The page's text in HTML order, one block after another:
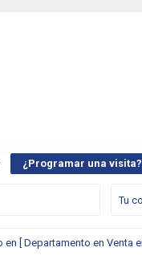
¿Programar una visita?